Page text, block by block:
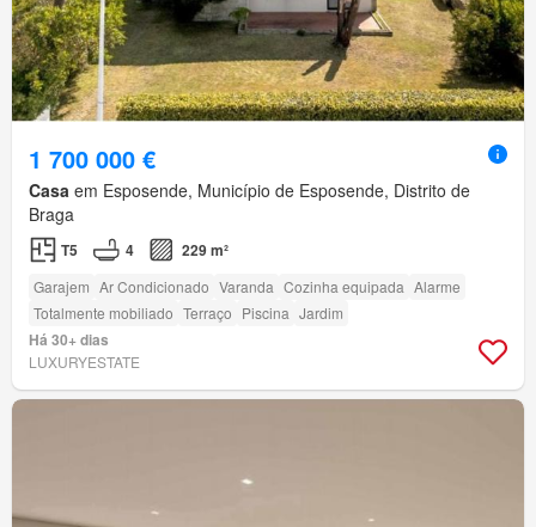
1 700 000 €
Casa em Esposende, Município de Esposende, Distrito de
Braga
T5 4 229 m²
Garajem Ar Condicionado Varanda Cozinha equipada Alarme
Totalmente mobiliado Terraço Piscina Jardim
Há 30+ dias
LUXURYESTATE